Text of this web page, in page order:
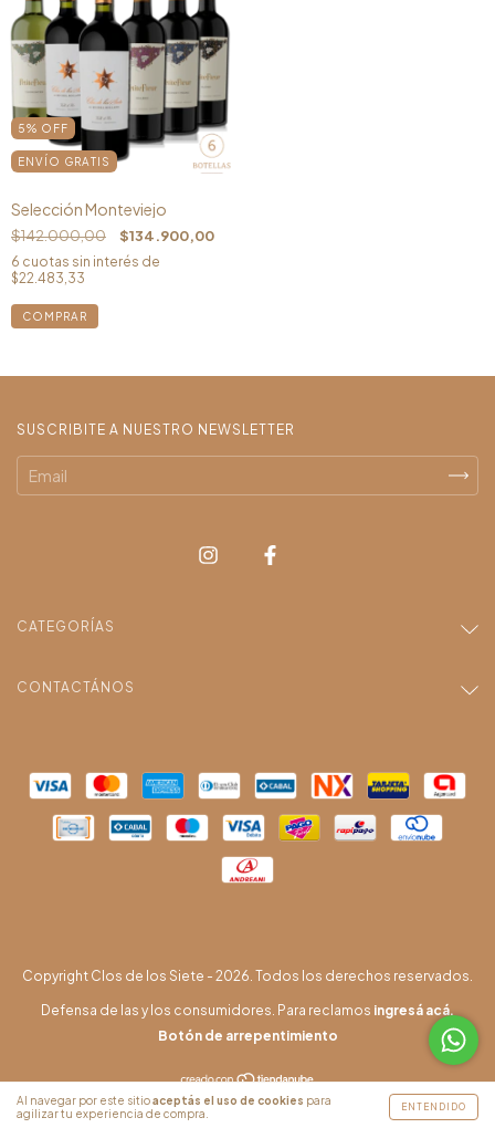
Al navegar por este sitioaceptás el uso de cookies para
agilizar tu experiencia de compra.
ENTENDIDO
5% OFF
ENVÍO GRATIS
Selección Monteviejo
$142.000,00 $134.900,00
6 cuotas sin interés de
$22.483,33
SUSCRIBITE A NUESTRO NEWSLETTER
CATEGORÍAS
CONTACTÁNOS
Copyright Clos de los Siete - 2026. Todos los derechos reservados.
Defensa de las y los consumidores. Para reclamos ingresá acá.
Botón de arrepentimiento